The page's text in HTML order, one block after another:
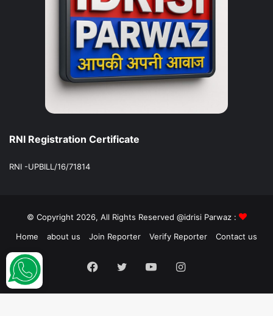
RNI Registration Certificate
RNI -UPBILL/16/71814
© Copyright 2026, All Rights Reserved @idrisi Parwaz :
Home
about us Join Reporter Verify Reporter Contact us
Facebook
TwitterYouTubeInstagram